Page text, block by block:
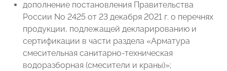
дополнение постановления Правительства
России No 2425 от 23 декабря 2021 г. о перечнях
продукции, подлежащей декларированию и
сертификации в части раздела «Арматура
смесительная санитарно-техническая
водоразборная (смесители и краны)»;